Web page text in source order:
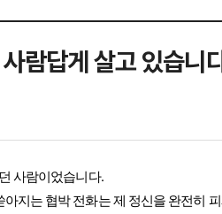
람답게 살고 있습니
사람이었습니다.
지는 협박 전화는 제 정신을 완전히